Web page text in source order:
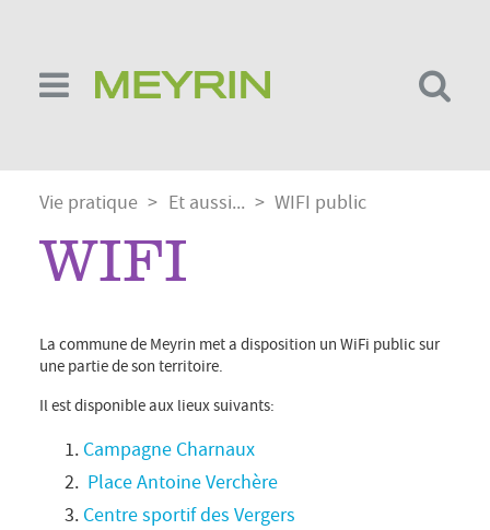
main
content
Breadcrumb
Vie pratique Et aussi... WIFI public
WIFI
La commune de Meyrin met a disposition un WiFi public sur
une partie de son territoire.
Il est disponible aux lieux suivants:
Campagne Charnaux
Place Antoine Verchère
Centre sportif des Vergers